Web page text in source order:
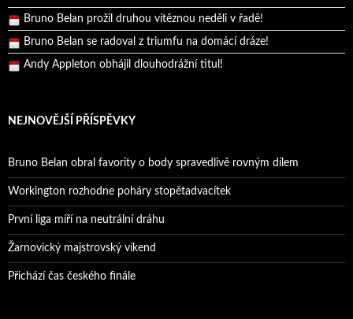
Bruno Belan prožil druhou vítěznou neděli v řadě!
Bruno Belan se radoval z triumfu na domácí dráze!
Andy Appleton obhájil dlouhodrážní titul!
NEJNOVĚJŠÍ PŘÍSPĚVKY
Bruno Belan obral favority o body spravedlivě rovným dílem
Workington rozhodne poháry stopětadvacítek
První liga míří na neutrální dráhu
Žarnovický majstrovský víkend
Přichází čas českého finále